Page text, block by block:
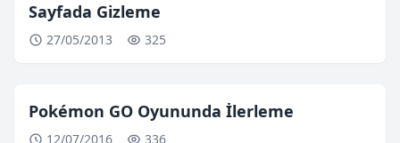
Sayfada Gizleme
27/05/2013 325
Pokémon GO Oyununda İlerleme
12/07/2016 336